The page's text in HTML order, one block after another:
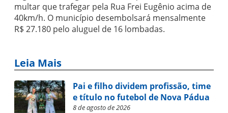
multar que trafegar pela Rua Frei Eugênio acima de
40km/h. O município desembolsará mensalmente
R$ 27.180 pelo aluguel de 16 lombadas.
Leia Mais
Pai e filho dividem profissão, time
e título no futebol de Nova Pádua
8 de agosto de 2026